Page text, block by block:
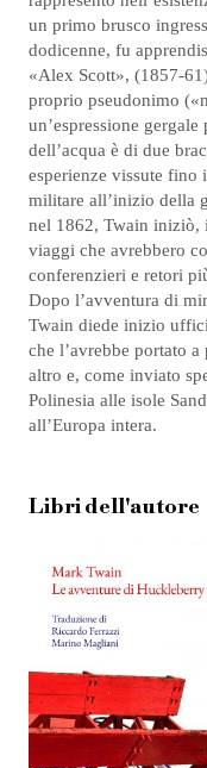
un primo brusco
dodicenne, fu
«Alex Scott», (1857-
proprio pseudonimo
un’espressione
dell’acqua è di due
esperienze vissute fino
militare all’inizio della
nel 1862, Twain iniziò,
viaggi che avrebbero
conferenzieri e retori
Dopo l’avventura di
Twain diede inizio
che l’avrebbe portato
altro e, come inviato
Polinesia alle isole
all’Europa intera.
Libri dell'autore